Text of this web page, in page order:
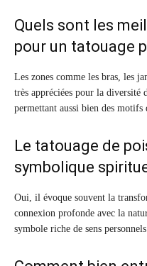
Quels sont les
pour un tatouage
Les zones comme les bras, les
très appréciées pour la diversité
permettant aussi bien des motifs
Le tatouage de
symbolique
Oui, il évoque souvent la
connexion profonde avec la
symbole riche de sens